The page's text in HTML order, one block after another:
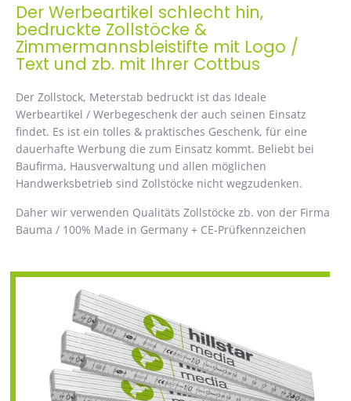
Der Werbeartikel schlecht hin,
bedruckte Zollstöcke &
Zimmermannsbleistifte mit Logo /
Text und zb. mit Ihrer Cottbus
Der Zollstock, Meterstab bedruckt ist das Ideale
Werbeartikel / Werbegeschenk der auch seinen Einsatz
findet. Es ist ein tolles & praktisches Geschenk, für eine
dauerhafte Werbung die zum Einsatz kommt. Beliebt bei
Baufirma, Hausverwaltung und allen möglichen
Handwerksbetrieb sind Zollstöcke nicht wegzudenken.
Daher wir verwenden Qualitäts Zollstöcke zb. von der Firma
Bauma / 100% Made in Germany + CE-Prüfkennzeichen